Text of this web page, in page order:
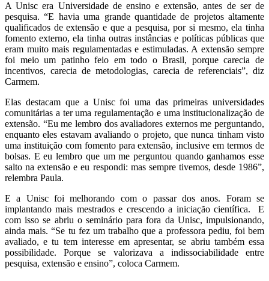
A Unisc era Universidade de ensino e extensão, antes de ser de
pesquisa. “E havia uma grande quantidade de projetos altamente
qualificados de extensão e que a pesquisa, por si mesmo, ela tinha
fomento externo, ela tinha outras instâncias e políticas públicas que
eram muito mais regulamentadas e estimuladas. A extensão sempre
foi meio um patinho feio em todo o Brasil, porque carecia de
incentivos, carecia de metodologias, carecia de referenciais”, diz
Carmem.
Elas destacam que a Unisc foi uma das primeiras universidades
comunitárias a ter uma regulamentação e uma institucionalização de
extensão. “Eu me lembro dos avaliadores externos me perguntando,
enquanto eles estavam avaliando o projeto, que nunca tinham visto
uma instituição com fomento para extensão, inclusive em termos de
bolsas. E eu lembro que um me perguntou quando ganhamos esse
salto na extensão e eu respondi: mas sempre tivemos, desde 1986”,
relembra Paula.
E a Unisc foi melhorando com o passar dos anos. Foram se
implantando mais mestrados e crescendo a iniciação científica. E
com isso se abriu o seminário para fora da Unisc, impulsionando,
ainda mais. “Se tu fez um trabalho que a professora pediu, foi bem
avaliado, e tu tem interesse em apresentar, se abriu também essa
possibilidade. Porque se valorizava a indissociabilidade entre
pesquisa, extensão e ensino”, coloca Carmem.